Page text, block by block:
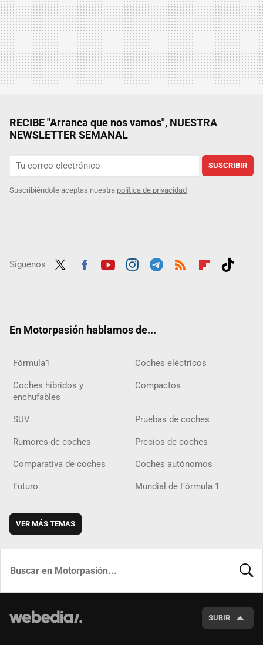
RECIBE "Arranca que nos vamos", NUESTRA
NEWSLETTER SEMANAL
SUSCRIBIR
Suscribiéndote aceptas nuestra política de privacidad
Síguenos
En Motorpasión hablamos de...
Fórmula1 Coches eléctricos
Coches híbridos y
enchufables
Compactos
SUV Pruebas de coches
Rumores de coches Precios de coches
Comparativa de coches Coches autónomos
Futuro Mundial de Fórmula 1
VER MÁS TEMAS
SUBIR